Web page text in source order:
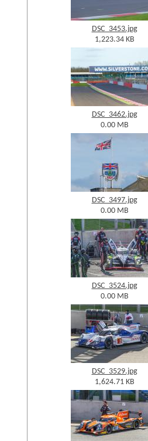
DSC_3453.jpg
1,223.34 KB
DSC_3462.jpg
0.00 MB
DSC_3497.jpg
0.00 MB
DSC_3524.jpg
0.00 MB
DSC_3529.jpg
1,624.71 KB